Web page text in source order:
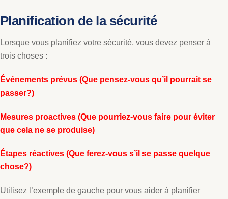
Planification de la sécurité
Lorsque vous planifiez votre sécurité, vous devez penser à
trois choses :
Événements prévus (Que pensez-vous qu’il pourrait se
passer?)
Mesures proactives (Que pourriez-vous faire pour éviter
que cela ne se produise)
Étapes réactives (Que ferez-vous s’il se passe quelque
chose?)
Utilisez l’exemple de gauche pour vous aider à planifier